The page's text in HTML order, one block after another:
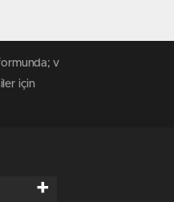
v
için
+